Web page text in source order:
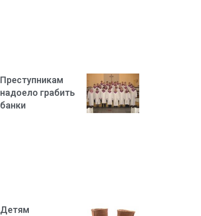
Преступникам
надоело грабить
банки
Детям